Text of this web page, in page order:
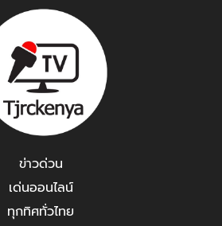
ข่าวด่วน
เด่นออนไลน์
ทุกทิศทั่วไทย